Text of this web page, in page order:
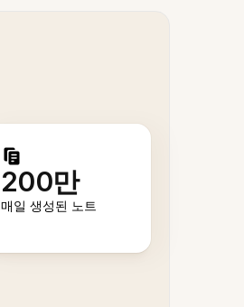
200만
매일 생성된 노트